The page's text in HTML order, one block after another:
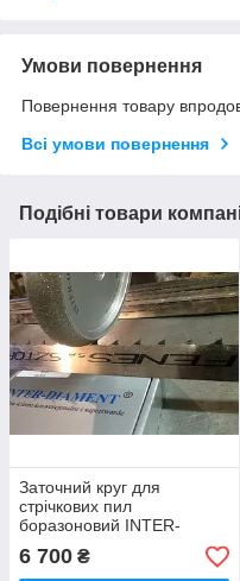
Умови повернення
Повернення товару
Всі умови повернення
Подібні товари
Заточний круг для
стрічкових пил
боразоновий INTER-
DIAMENT® 203х32 10/30
6 700 ₴